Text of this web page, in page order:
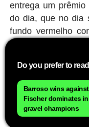
entrega um
do dia, que no dia
fundo vermelho
final do Tour de
Os últimos
Os vencedores
edição de 2025
Do you prefer to
Barroso wins
Fischer dominates
gravel champions